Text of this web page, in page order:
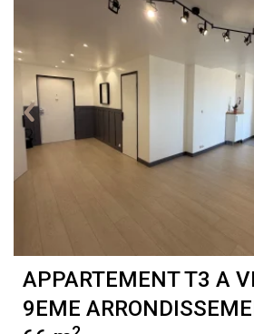
APPARTEMENT T3 A
9EME